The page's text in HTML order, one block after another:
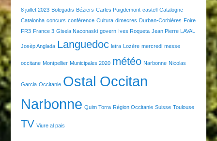
8 juillet 2023 Bolegadis Béziers Carles Puigdemont castell Catalogne
Catalonha concurs conférence Cultura dimecres Durban-Corbières Foire
FR3 France 3 Gisela Naconaski govern Ives Roqueta Jean Pierre LAVAL
Josèp Anglada Languedoc letra Lozère mercredi messe
occitane Montpellier Municipales 2020 météo Narbonne Nicolas
Garcia Occitanie Ostal Occitan
Narbonne Quim Torra Région Occitanie Suisse Toulouse
TV Viure al pais